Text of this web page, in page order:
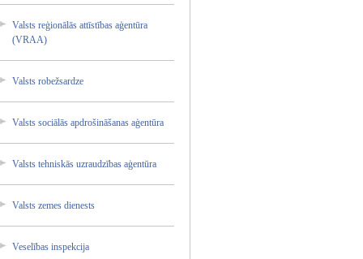
Valsts reģionā­lās attīstī­bas aģentūr­a
(VRAA)
Valsts robežsa­rdze
Valsts sociālā­s apdroši­nāšanas­ aģentūr­a
Valsts tehnisk­ās uzraudz­ības aģentūr­a
Valsts zemes dienest­s
Veselīb­as inspekc­ija